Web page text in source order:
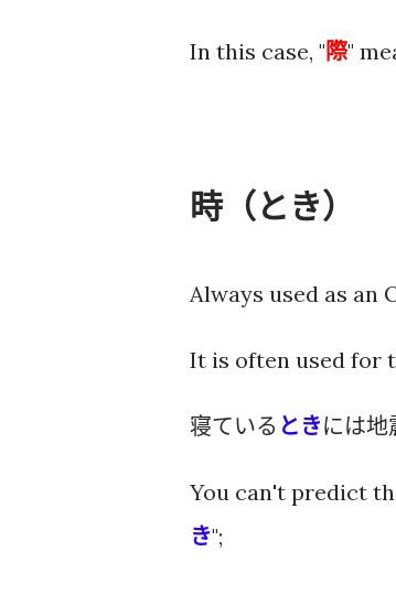
In this case, "際"
時（とき）
Always used as an
It is often used for
寝ている ときには地
You can't predict
き";